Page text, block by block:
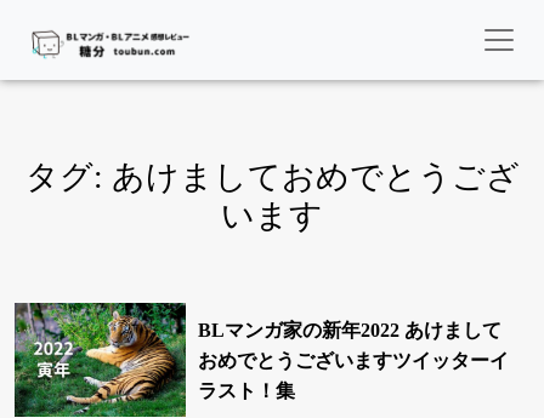
タグ: あけましておめでとうござ
います
BLマンガ家の新年2022 あけまして
おめでとうございますツイッターイ
ラスト！集